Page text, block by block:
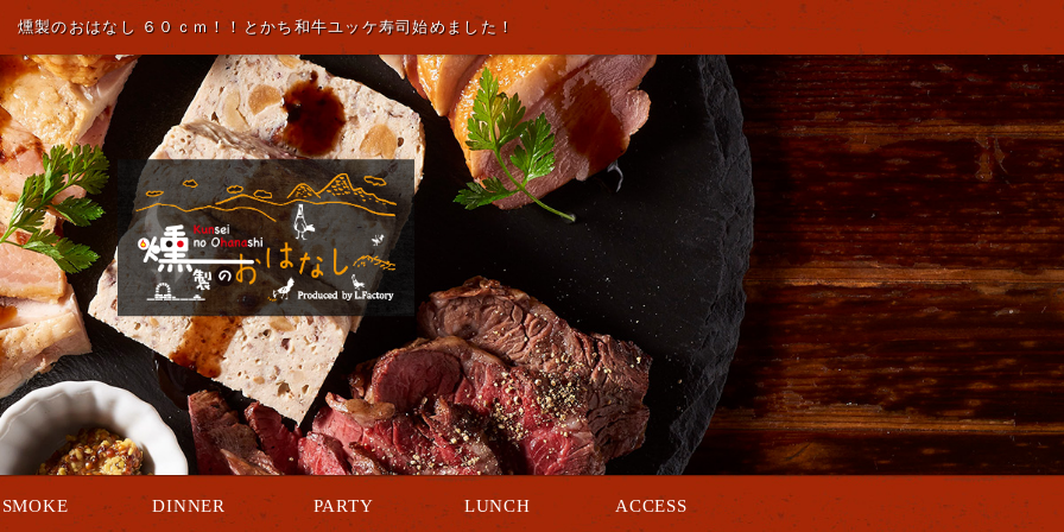
燻製のおはなし ６０ｃｍ！！とかち和牛ユッケ寿司始めました！
SMOKE DINNER PARTY LUNCH ACCESS